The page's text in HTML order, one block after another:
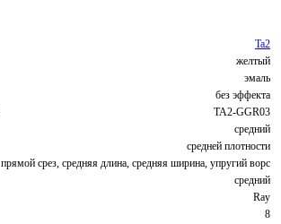
Ta2
желтый
эмаль
без эффекта
TA2-GGR03
средний
средней плотности
прямой срез, средняя длина, средняя ширина, упругий ворс
средний
Ray
8